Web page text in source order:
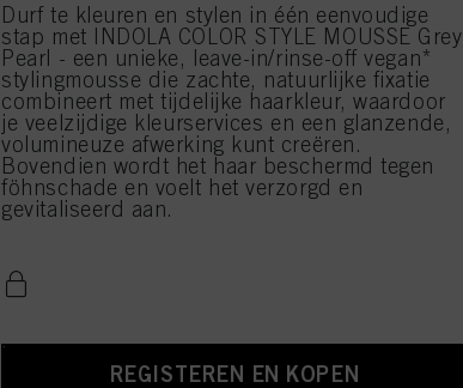
Durf te kleuren en stylen in één eenvoudige
stap met INDOLA COLOR STYLE MOUSSE Grey
Pearl - een unieke, leave-in/rinse-off vegan*
stylingmousse die zachte, natuurlijke fixatie
combineert met tijdelijke haarkleur, waardoor
je veelzijdige kleurservices en een glanzende,
volumineuze afwerking kunt creëren.
Bovendien wordt het haar beschermd tegen
föhnschade en voelt het verzorgd en
gevitaliseerd aan.
REGISTEREN EN KOPEN